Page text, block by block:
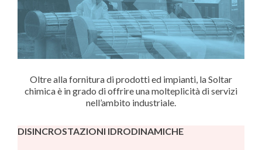
Oltre alla fornitura di prodotti ed impianti, la Soltar
chimica è in grado di offrire una molteplicità di servizi
nell’ambito industriale.
DISINCROSTAZIONI IDRODINAMICHE